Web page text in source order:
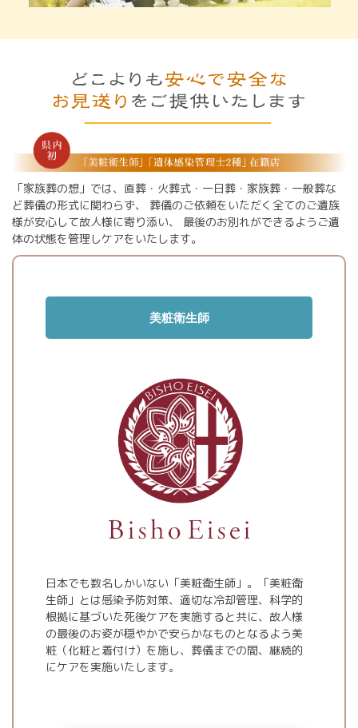
「家族葬の想」では、直葬・火葬式・一日葬・家族葬・一般葬な
ど葬儀の形式に関わらず、
葬儀のご依頼をいただく全てのご遺族
様が安心して故人様に寄り添い、
最後のお別れができるようご遺
体の状態を管理しケアをいたします。
美粧衛生師
日本でも数名しかいない「美粧衛生師」。「美粧衛
生師」とは感染予防対策、適切な冷却管理、科学的
根拠に基づいた死後ケアを実施すると共に、故人様
の最後のお姿が穏やかで安らかなものとなるよう美
粧（化粧と着付け）を施し、葬儀までの間、継続的
にケアを実施いたします。